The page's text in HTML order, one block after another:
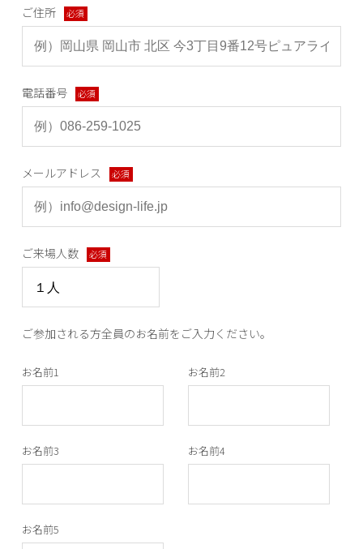
ご住所 必須
電話番号 必須
メールアドレス 必須
ご来場人数 必須
ご参加される方全員のお名前をご入力ください。
お名前1 お名前2
お名前3 お名前4
お名前5